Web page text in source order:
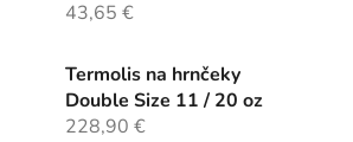
43,65 €
Termolis na hrnčeky
Double Size 11 / 20 oz
228,90 €